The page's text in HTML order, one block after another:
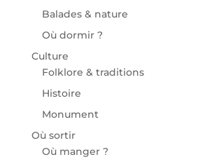
Balades & nature
Où dormir ?
Culture
Folklore & traditions
Histoire
Monument
Où sortir
Où manger ?